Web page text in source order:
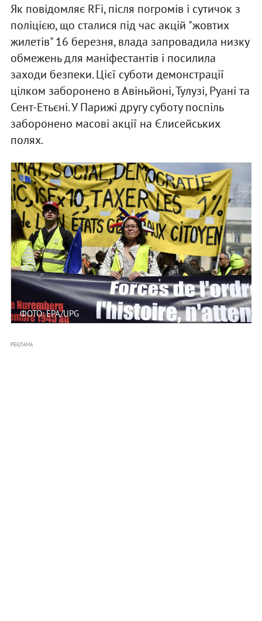
Як повідомляє RFi, після погромів і сутичок з
поліцією, що сталися під час акцій "жовтих
жилетів" 16 березня, влада запровадила низку
обмежень для маніфестантів і посилила
заходи безпеки. Цієї суботи демонстрації
цілком заборонено в Авіньйоні, Тулузі, Руані та
Сент-Етьєні. У Парижі другу суботу поспіль
заборонено масові акції на Єлисейських
полях.
ФОТО: EPA/UPG
РЕКЛАМА